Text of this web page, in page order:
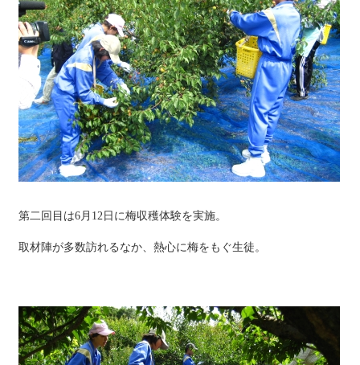
第二回目は6月12日に梅収穫体験を実施。
取材陣が多数訪れるなか、熱心に梅をもぐ生徒。